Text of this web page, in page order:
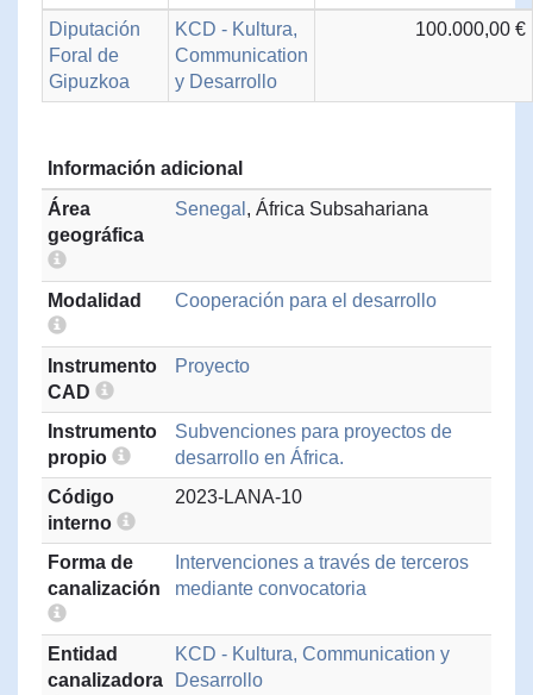
Diputación
Foral de
Gipuzkoa
KCD - Kultura,
Communication
y Desarrollo
100.000,00 €
Información adicional
Área
geográfica
Senegal , África Subsahariana
Modalidad Cooperación para el desarrollo
Instrumento
CAD
Proyecto
Instrumento
propio
Subvenciones para proyectos de
desarrollo en África.
Código
interno
2023-LANA-10
Forma de
canalización
Intervenciones a través de terceros
mediante convocatoria
Entidad
canalizadora
KCD - Kultura, Communication y
Desarrollo